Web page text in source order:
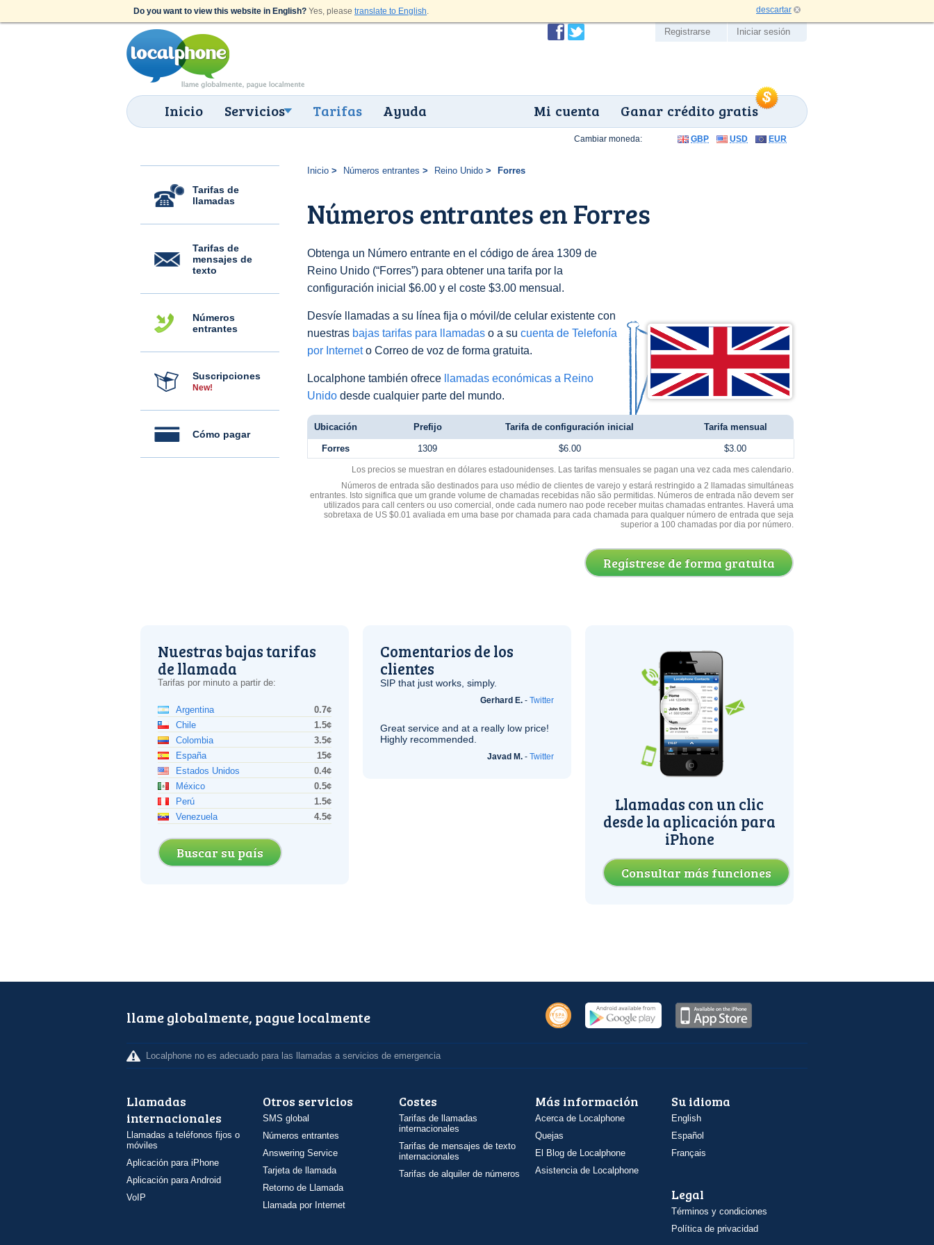
Do you want to view this website in English? Yes, please translate to English. descartar
Inicio Servicios Tarifas Ayuda Ganar crédito gratis
Mi cuenta
Registrarse Iniciar sesión
Tarifas de
llamadas
Tarifas de
mensajes de
texto
Números
entrantes
Suscripciones
New!
Cómo pagar
Inicio Números entrantes Reino Unido Forres
Números entrantes en Forres
Obtenga un Número entrante en el código de área 1309 de
Reino Unido (“Forres”) para obtener una tarifa por la
configuración inicial $6.00 y el coste $3.00 mensual.
Desvíe llamadas a su línea fija o móvil/de celular existente con
nuestras bajas tarifas para llamadas o a su cuenta de Telefonía
por Interneto Correo de voz de forma gratuita.
Localphone también ofrece
llamadas económicas a Reino
Unido desde cualquier parte del mundo.
Cambiar moneda: GBP USD EUR
Ubicación Prefijo Tarifa de configuración inicial Tarifa mensual
Forres 1309 $6.00 $3.00
Los precios se muestran en dólares estadounidenses. Las tarifas mensuales se pagan una vez cada mes calendario.
Números de entrada são destinados para uso médio de clientes de varejo y estará restringido a 2 llamadas simultáneas
entrantes. Isto significa que um grande volume de chamadas recebidas não são permitidas. Números de entrada não devem ser
utilizados para call centers ou uso comercial, onde cada numero nao pode receber muitas chamadas entrantes. Haverá uma
sobretaxa de US $0.01 avaliada em uma base por chamada para cada chamada para qualquer número de entrada que seja
superior a 100 chamadas por dia por número.
Regístrese de forma gratuita
Nuestras bajas tarifas
de llamada
Tarifas por minuto a partir de:
Argentina
0.7¢
Chile
1.5¢
Colombia
3.5¢
España
15¢
Estados Unidos
0.4¢
México
0.5¢
Perú
1.5¢
Venezuela
4.5¢
Buscar su país
Comentarios de los
clientes
SIP that just works, simply.
Gerhard E. - Twitter
Great service and at a really low price!
Highly recommended.
Javad M. - Twitter
Llamadas con un clic
desde la aplicación para
iPhone
Consultar más funciones
llame globalmente, pague localmente
Localphone no es adecuado para las llamadas a servicios de emergencia
Llamadas
internacionales
Llamadas a teléfonos fijos o
móviles
Aplicación para iPhone
Aplicación para Android
VoIP
Otros servicios
SMS global
Números entrantes
Answering Service
Tarjeta de llamada
Retorno de Llamada
Llamada por Internet
Costes
Tarifas de llamadas
internacionales
Tarifas de mensajes de texto
internacionales
Tarifas de alquiler de números
Más información
Acerca de Localphone
Quejas
El Blog de Localphone
Asistencia de Localphone
Su idioma
English
Español
Français
Legal
Términos y condiciones
Política de privacidad